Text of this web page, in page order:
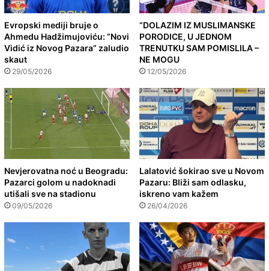
Evropski mediji bruje o
Ahmedu Hadžimujoviću: “Novi
Vidić iz Novog Pazara” zaludio
skaut
29/05/2026
“DOLAZIM IZ MUSLIMANSKE
PORODICE, U JEDNOM
TRENUTKU SAM POMISLILA –
NE MOGU
12/05/2026
Nevjerovatna noć u Beogradu:
Pazarci golom u nadoknadi
utišali sve na stadionu
09/05/2026
Lalatović šokirao sve u Novom
Pazaru: Bliži sam odlasku,
iskreno vam kažem
26/04/2026